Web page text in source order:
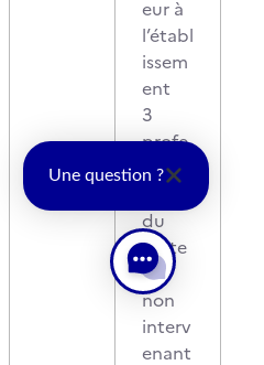
eur à
l’établ
issem
ent
3
profe
ssion
du
secte
ur
non
interv
enant
Une question ?